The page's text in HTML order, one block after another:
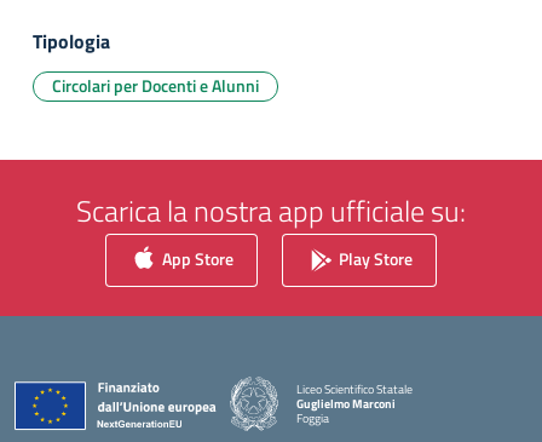
Tipologia
Circolari per Docenti e Alunni
Scarica la nostra app ufficiale su:
App Store Play Store
Liceo Scientifico Statale
Guglielmo Marconi
Foggia
— Visita la pagina iniziale della scuola